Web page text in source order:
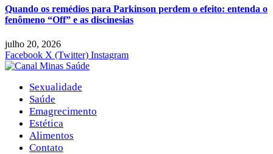
Quando os remédios para Parkinson perdem o efeito: entenda o
fenômeno “Off” e as discinesias
julho 20, 2026
Facebook X (Twitter) Instagram
Sexualidade
Saúde
Emagrecimento
Estética
Alimentos
Contato